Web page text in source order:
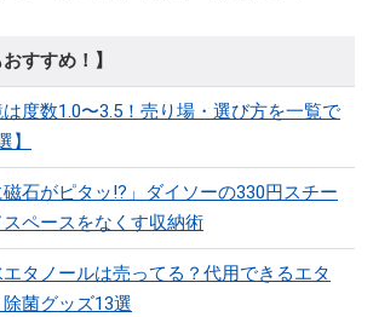
すすめ！】
度数1.0〜3.5！売り場・選び方を一覧で
】
磁石がピタッ!?」ダイソーの330円スチー
ペースをなくす収納術
エタノールは売ってる？代用できるエタ
菌グッズ13選